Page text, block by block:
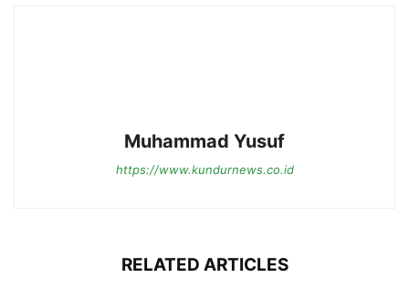
Muhammad Yusuf
https://www.kundurnews.co.id
RELATED ARTICLES